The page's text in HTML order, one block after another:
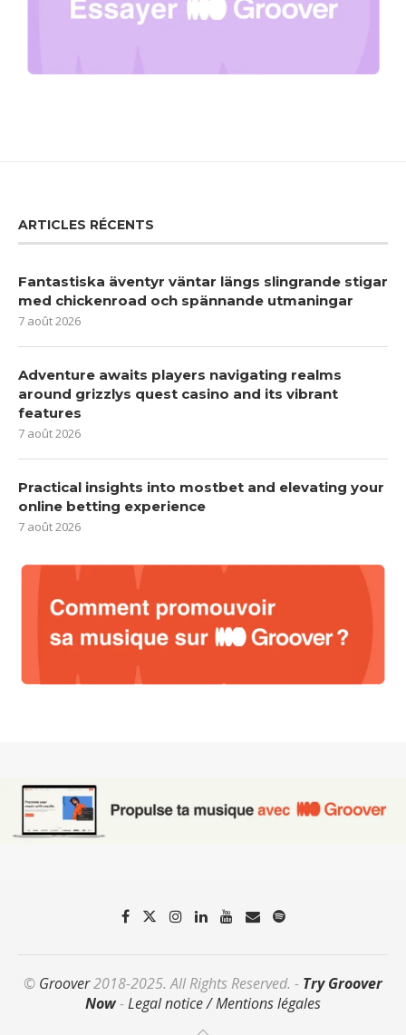
ARTICLES RÉCENTS
Fantastiska äventyr väntar längs slingrande stigar
med chickenroad och spännande utmaningar
7 août 2026
Adventure awaits players navigating realms
around grizzlys quest casino and its vibrant
features
7 août 2026
Practical insights into mostbet and elevating your
online betting experience
7 août 2026
© Groover2018-2025. All Rights Reserved. - Try Groover
Now-Legal notice / Mentions légales